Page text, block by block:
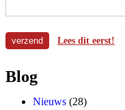
Lees dit eerst!
Blog
Nieuws (28)